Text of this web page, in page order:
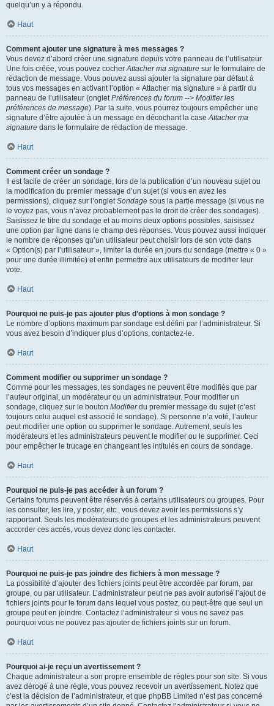
quelqu’un y a répondu.
Haut
Comment ajouter une signature à mes messages ?
Vous devez d’abord créer une signature depuis votre panneau de l’utilisateur.
Une fois créée, vous pouvez cocherAttacher ma signature sur le formulaire de
rédaction de message. Vous pouvez aussi ajouter la signature par défaut à
tous vos messages en activant l’option « Attacher ma signature » à partir du
panneau de l’utilisateur (ongletPréférences du forum --> Modifier les
préférences de message). Par la suite, vous pourrez toujours empêcher une
signature d’être ajoutée à un message en décochant la caseAttacher ma
signature dans le formulaire de rédaction de message.
Haut
Comment créer un sondage ?
Il est facile de créer un sondage, lors de la publication d’un nouveau sujet ou
la modification du premier message d’un sujet (si vous en avez les
permissions), cliquez sur l’ongletSondage sous la partie message (si vous ne
le voyez pas, vous n’avez probablement pas le droit de créer des sondages).
Saisissez le titre du sondage et au moins deux options possibles, saisissez
une option par ligne dans le champ des réponses. Vous pouvez aussi indiquer
le nombre de réponses qu’un utilisateur peut choisir lors de son vote dans
« Option(s) par l’utilisateur », limiter la durée en jours du sondage (mettre « 0 »
pour une durée illimitée) et enfin permettre aux utilisateurs de modifier leur
vote.
Haut
Pourquoi ne puis-je pas ajouter plus d’options à mon sondage ?
Le nombre d’options maximum par sondage est défini par l’administrateur. Si
vous avez besoin d’indiquer plus d’options, contactez-le.
Haut
Comment modifier ou supprimer un sondage ?
Comme pour les messages, les sondages ne peuvent être modifiés que par
l’auteur original, un modérateur ou un administrateur. Pour modifier un
sondage, cliquez sur le bouton Modifierdu premier message du sujet (c’est
toujours celui auquel est associé le sondage). Si personne n’a voté, l’auteur
peut modifier une option ou supprimer le sondage. Autrement, seuls les
modérateurs et les administrateurs peuvent le modifier ou le supprimer. Ceci
pour empêcher le trucage en changeant les intitulés en cours de sondage.
Haut
Pourquoi ne puis-je pas accéder à un forum ?
Certains forums peuvent être réservés à certains utilisateurs ou groupes. Pour
les consulter, les lire, y poster, etc., vous devez avoir les permissions s’y
rapportant. Seuls les modérateurs de groupes et les administrateurs peuvent
accorder ces accès, vous devez donc les contacter.
Haut
Pourquoi ne puis-je pas joindre des fichiers à mon message ?
La possibilité d’ajouter des fichiers joints peut être accordée par forum, par
groupe, ou par utilisateur. L’administrateur peut ne pas avoir autorisé l’ajout de
fichiers joints pour le forum dans lequel vous postez, ou peut-être que seul un
groupe peut en joindre. Contactez l’administrateur si vous ne savez pas
pourquoi vous ne pouvez pas ajouter de fichiers joints sur un forum.
Haut
Pourquoi ai-je reçu un avertissement ?
Chaque administrateur a son propre ensemble de règles pour son site. Si vous
avez dérogé à une règle, vous pouvez recevoir un avertissement. Notez que
c’est la décision de l’administrateur, et que phpBB Limited n’est pas concerné